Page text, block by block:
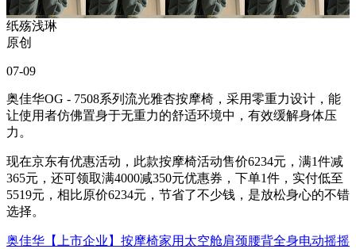
纸殇浅琳
原创
07-09
奥佳华OG - 7508系列流光雅杏按摩椅，采用零重力设计，能
让使用者仿佛置身于无重力的舒适环境中，有效缓解身体压
力。
现在京东有优惠活动，此款按摩椅活动售价6234元，满1件减
365元，还可领取满4000减350元优惠券，下单1件，实付低至
5519元，相比原价6234元，节省了不少钱，是放松身心的不错
选择。
奥佳华【上市企业】按摩椅家用太空舱肩颈腰背全身电动摇摇